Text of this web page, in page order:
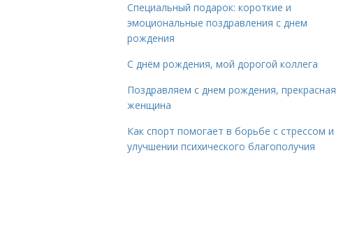
Специальный подарок: короткие и
эмоциональные поздравления с днем
рождения
С днём рождения, мой дорогой коллега
Поздравляем с днем рождения, прекрасная
женщина
Как спорт помогает в борьбе с стрессом и
улучшении психического благополучия